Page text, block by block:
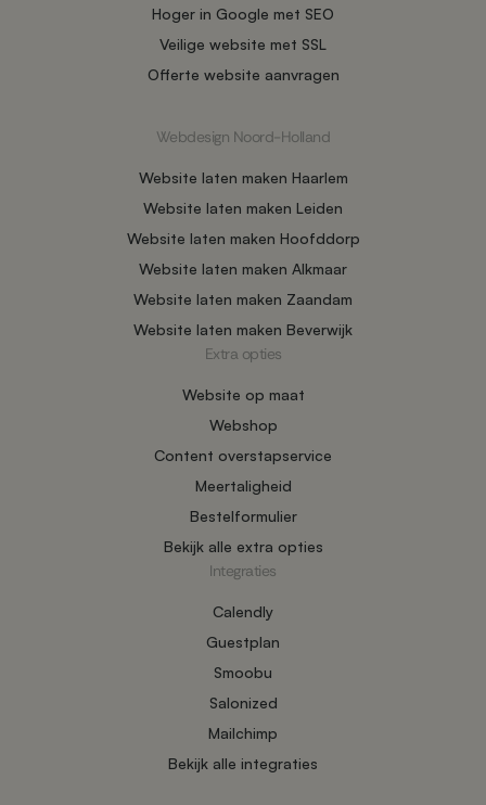
Hoger in Google met SEO
Veilige website met SSL
Offerte website aanvragen
Webdesign Noord-Holland
Website laten maken Haarlem
Website laten maken Leiden
Website laten maken Hoofddorp
Website laten maken Alkmaar
Website laten maken Zaandam
Website laten maken Beverwijk
Extra opties
Website op maat
Webshop
Content overstapservice
Meertaligheid
Bestelformulier
Bekijk alle extra opties
Integraties
Calendly
Guestplan
Smoobu
Salonized
Mailchimp
Bekijk alle integraties